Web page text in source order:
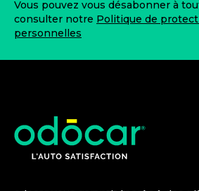
Vous pouvez vous désabonner à
consulter notre Politique de
personnelles